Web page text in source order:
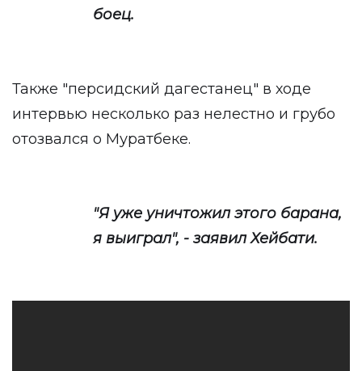
боец.
Также "персидский дагестанец" в ходе
интервью несколько раз нелестно и грубо
отозвался о Муратбеке.
"Я уже уничтожил этого барана,
я выиграл", - заявил Хейбати.